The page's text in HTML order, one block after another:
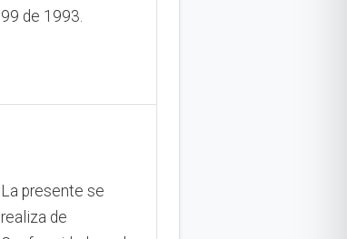
99 de 1993.
La presente se
realiza de